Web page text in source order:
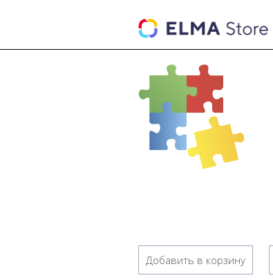
Добавить в корзину